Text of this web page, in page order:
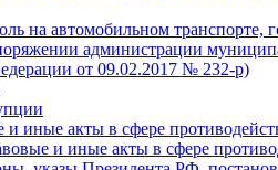
на автомобильном транспорте,
администрации
от 09.02.2017 № 232-р)
иные акты в сфере
и иные акты в сфере